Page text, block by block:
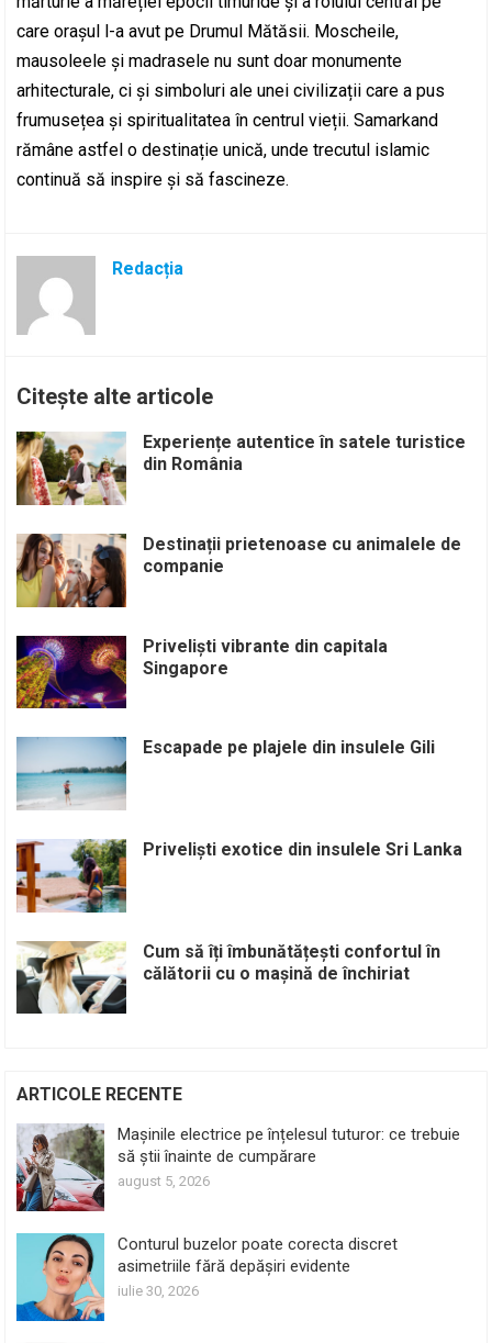
care orașul l-a avut pe Drumul Mătăsii. Moscheile,
mausoleele și madrasele nu sunt doar monumente
arhitecturale, ci și simboluri ale unei civilizații care a pus
frumusețea și spiritualitatea în centrul vieții. Samarkand
rămâne astfel o destinație unică, unde trecutul islamic
continuă să inspire și să fascineze.
Redacția
Citește alte articole
Experiențe autentice în satele turistice
din România
Destinații prietenoase cu animalele de
companie
Priveliști vibrante din capitala
Singapore
Escapade pe plajele din insulele Gili
Priveliști exotice din insulele Sri Lanka
Cum să îți îmbunătățești confortul în
călătorii cu o mașină de închiriat
ARTICOLE RECENTE
Mașinile electrice pe înțelesul tuturor: ce trebuie
să știi înainte de cumpărare
august 5, 2026
Conturul buzelor poate corecta discret
asimetriile fără depășiri evidente
iulie 30, 2026